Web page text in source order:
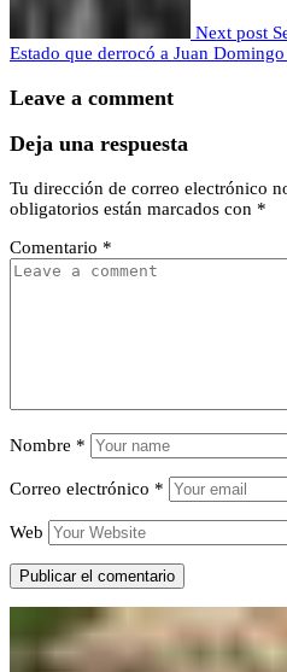
Next post
Estado que derrocó a Juan
Leave a comment
Deja una respuesta
Tu dirección de correo electrónico
obligatorios están marcados con *
Comentario *
Nombre *
Correo electrónico *
Web